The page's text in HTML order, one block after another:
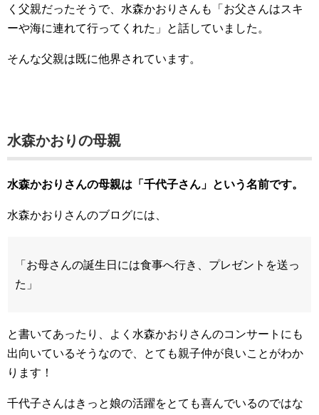
く父親だったそうで、水森かおりさんも「お父さんはスキ
ーや海に連れて行ってくれた」と話していました。
そんな父親は既に他界されています。
水森かおりの母親
水森かおりさんの母親は「千代子さん」という名前です。
水森かおりさんのブログには、
「お母さんの誕生日には食事へ行き、プレゼントを送っ
た」
と書いてあったり、よく水森かおりさんのコンサートにも
出向いているそうなので、とても親子仲が良いことがわか
ります！
千代子さんはきっと娘の活躍をとても喜んでいるのではな